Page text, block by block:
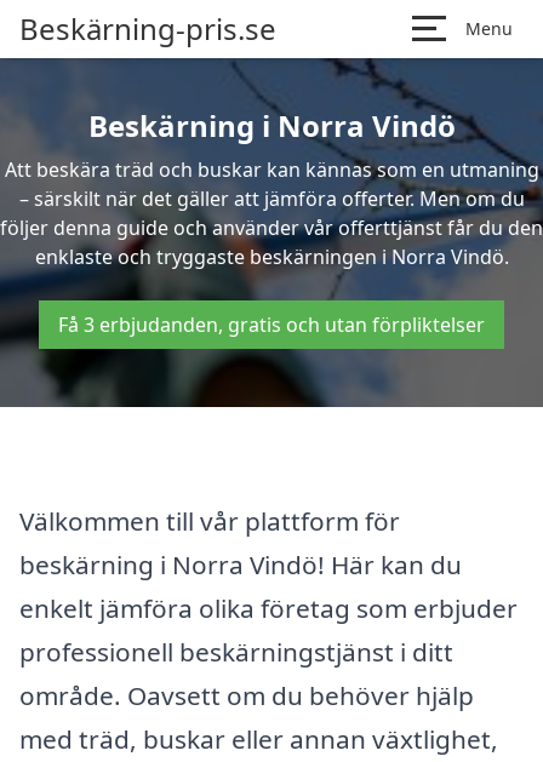
Beskärning-pris.se Menu
Beskärning i Norra Vindö
Att beskära träd och buskar kan kännas som en utmaning
– särskilt när det gäller att jämföra offerter. Men om du
följer denna guide och använder vår offerttjänst får du den
enklaste och tryggaste beskärningen i Norra Vindö.
Få 3 erbjudanden, gratis och utan förpliktelser
Välkommen till vår plattform för
beskärning i Norra Vindö! Här kan du
enkelt jämföra olika företag som erbjuder
professionell beskärningstjänst i ditt
område. Oavsett om du behöver hjälp
med träd, buskar eller annan växtlighet,